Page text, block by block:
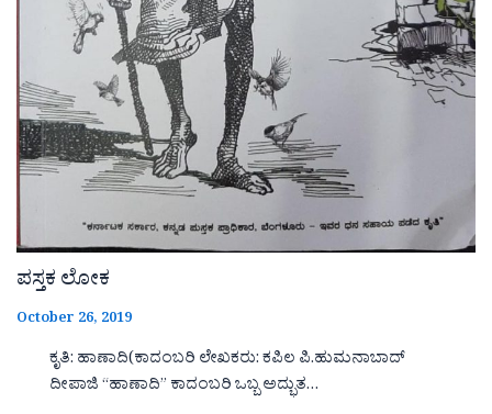
ಪಸ್ತಕ ಲೋಕ
October 26, 2019
ಕೃತಿ: ಹಾಣಾದಿ(ಕಾದಂಬರಿ ಲೇಖಕರು: ಕಪಿಲ ಪಿ.ಹುಮನಾಬಾದ್
ದೀಪಾಜಿ “ಹಾಣಾದಿ‌‌‌‌” ಕಾದಂಬರಿ ಒಬ್ಬ ಅದ್ಭುತ…